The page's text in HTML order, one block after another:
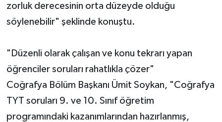
zorluk derecesinin orta düzeyde olduğu
söylenebilir" şeklinde konuştu.
"Düzenli olarak çalışan ve konu tekrarı yapan
öğrenciler soruları rahatlıkla çözer"
Coğrafya Bölüm Başkanı Ümit Soykan, "Coğrafya
TYT soruları 9. ve 10. Sınıf öğretim
programındaki kazanımlarından hazırlanmış,